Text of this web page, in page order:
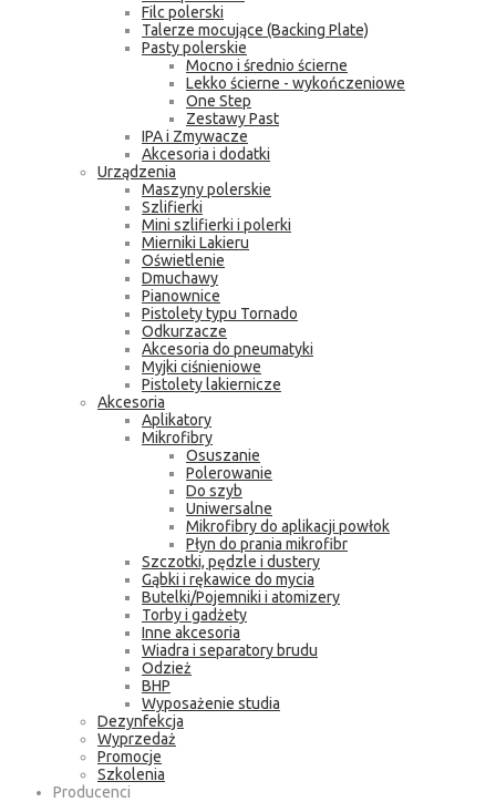
Filc polerski
Talerze mocujące (Backing Plate)
Pasty polerskie
Mocno i średnio ścierne
Lekko ścierne - wykończeniowe
One Step
Zestawy Past
IPA i Zmywacze
Akcesoria i dodatki
Urządzenia
Maszyny polerskie
Szlifierki
Mini szlifierki i polerki
Mierniki Lakieru
Oświetlenie
Dmuchawy
Pianownice
Pistolety typu Tornado
Odkurzacze
Akcesoria do pneumatyki
Myjki ciśnieniowe
Pistolety lakiernicze
Akcesoria
Aplikatory
Mikrofibry
Osuszanie
Polerowanie
Do szyb
Uniwersalne
Mikrofibry do aplikacji powłok
Płyn do prania mikrofibr
Szczotki, pędzle i dustery
Gąbki i rękawice do mycia
Butelki/Pojemniki i atomizery
Torby i gadżety
Inne akcesoria
Wiadra i separatory brudu
Odzież
BHP
Wyposażenie studia
Dezynfekcja
Wyprzedaż
Promocje
Szkolenia
Producenci